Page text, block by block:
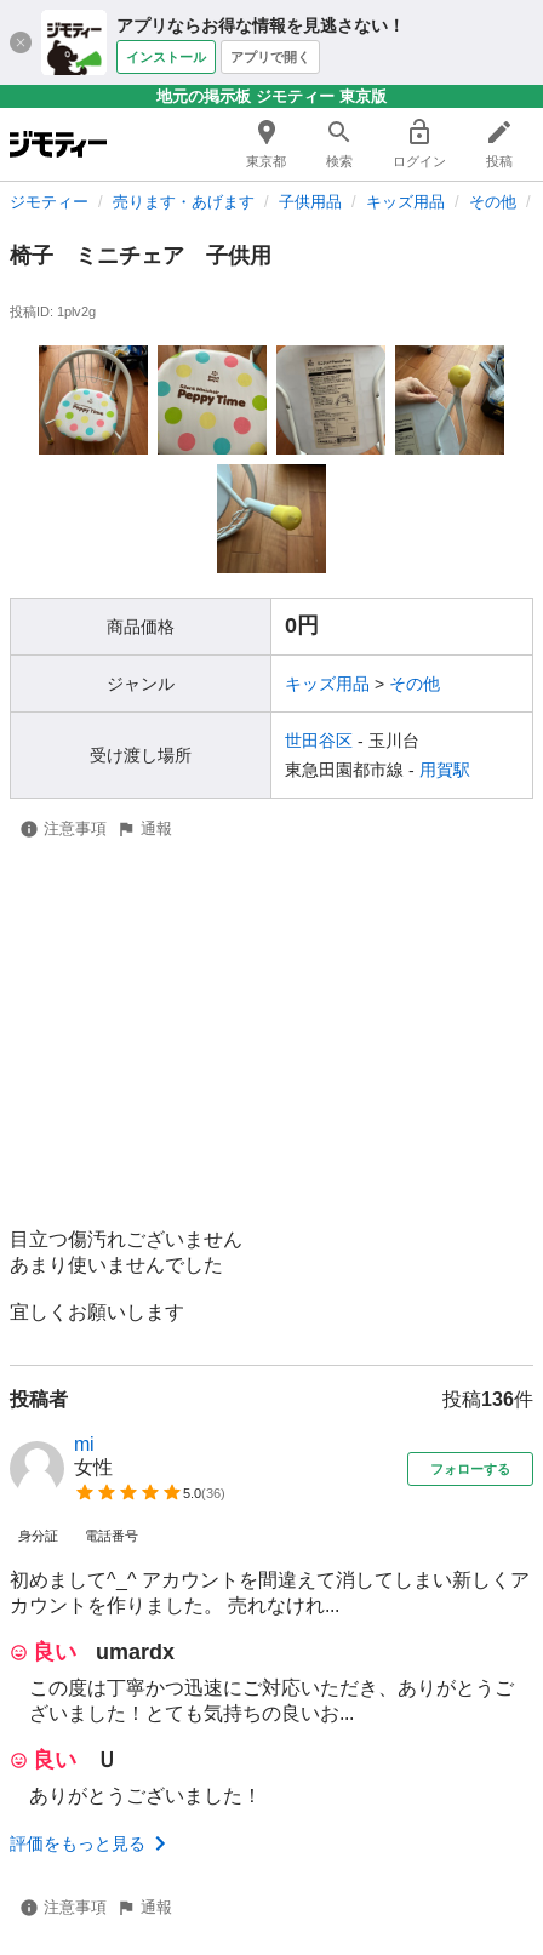
アプリならお得な情報を見逃さない！
インストール アプリで開く
地元の掲示板 ジモティー 東京版
東京都 検索 ログイン 投稿
ジモティー 売ります・あげます 子供用品 キッズ用品 その他
椅子 ミニチェア 子供用
投稿ID: 1plv2g
商品価格 0円
ジャンル キッズ用品 > その他
受け渡し場所
世田谷区 - 玉川台
東急田園都市線 - 用賀駅
注意事項 通報
目立つ傷汚れございません
あまり使いませんでした
宜しくお願いします
投稿者 投稿136件
mi
女性
5.0(36)
フォローする
身分証 電話番号
初めまして^_^ アカウントを間違えて消してしまい新しくア
カウントを作りました。 売れなけれ...
良い umardx
この度は丁寧かつ迅速にご対応いただき、ありがとうご
ざいました！とても気持ちの良いお...
良い Ｕ
ありがとうございました！
評価をもっと見る
注意事項 通報